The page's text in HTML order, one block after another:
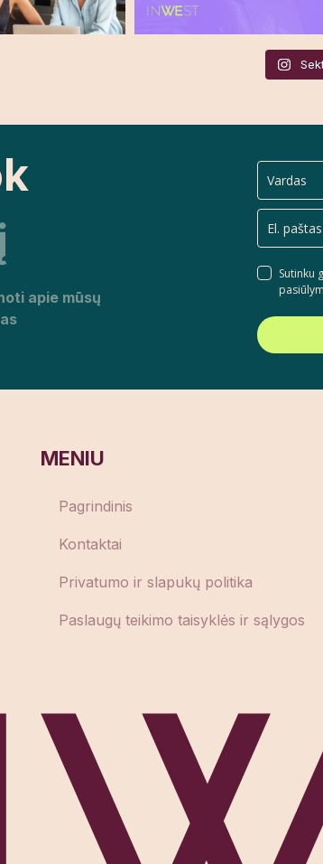
apie mūsų
Sutinku
MENIU
Pagrindinis
Kontaktai
Privatumo ir slapukų politika
Paslaugų teikimo taisyklės ir sąlygos